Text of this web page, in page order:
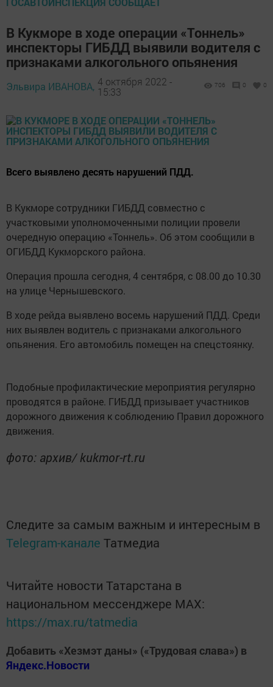
В Кукморе в ходе операции «Тоннель»
инспекторы ГИБДД выявили водителя с
признаками алкогольного опьянения
Эльвира ИВАНОВА, 4 октября 2022 -
15:33
706 0 0
Всего выявлено десять нарушений ПДД.
В Кукморе сотрудники ГИБДД совместно с
участковыми уполномоченными полиции провели
очередную операцию «Тоннель». Об этом сообщили в
ОГИБДД Кукморского района.
Операция прошла сегодня, 4 сентября, с 08.00 до 10.30
на улице Чернышевского.
В ходе рейда выявлено восемь нарушений ПДД. Среди
них выявлен водитель с признаками алкогольного
опьянения. Его автомобиль помещен на спецстоянку.
Подобные профилактические мероприятия регулярно
проводятся в районе. ГИБДД призывает участников
дорожного движения к соблюдению Правил дорожного
движения.
фото: архив/ kukmor-rt.ru
Следите за самым важным и интересным в
Telegram-канале Татмедиа
Читайте новости Татарстана в
национальном мессенджере MАХ:
https://max.ru/tatmedia
Добавить «Хезмэт даны» («Трудовая слава») в
Яндекс.Новости